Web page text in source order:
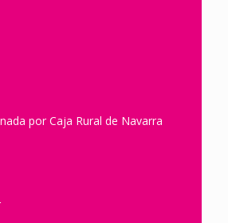
por Caja Rural de Navarra